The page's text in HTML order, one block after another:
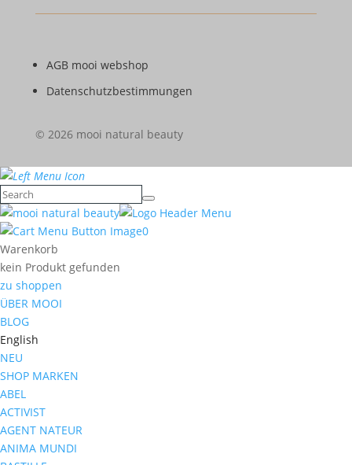
AGB mooi webshop
Datenschutzbestimmungen
© 2026 mooi natural beauty
0
Warenkorb
kein Produkt gefunden
zu shoppen
ÜBER MOOI
BLOG
English
NEU
SHOP MARKEN
ABEL
ACTIVIST
AGENT NATEUR
ANIMA MUNDI